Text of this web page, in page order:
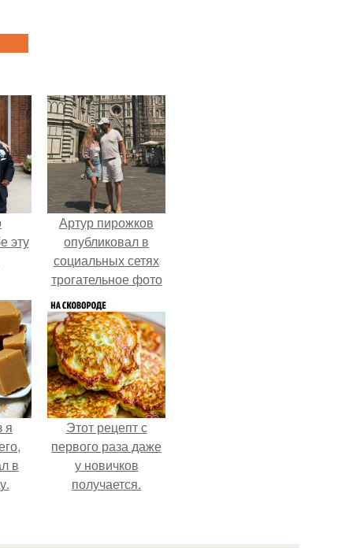
эту
Артур пирожков
опубликовал в
социальных сетях
трогательное фото
с супругой
Анжеликой,
сделанное во
время их недавнего
путешествия в
Италию.
я
в
Этот рецепт с
первого раза даже
у новичков
получается.